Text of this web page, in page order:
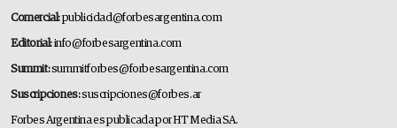
Comercial:publicidad@forbesargentina.com
Editorial:info@forbesargentina.com
Summit:summitforbes@forbesargentina.com
Suscripciones:suscripciones@forbes.ar
Forbes Argentina es publicada por HT Media SA.